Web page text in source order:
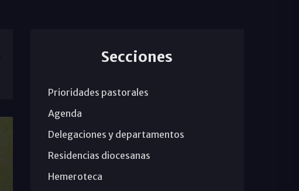
Secciones
Prioridades pastorales
Agenda
Delegaciones y departamentos
Residencias diocesanas
Hemeroteca